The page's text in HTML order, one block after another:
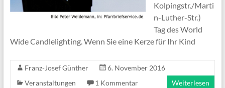
Kolpingstr./Marti
n-Luther-Str.)
Tag des World
Wide Candlelighting. Wenn Sie eine Kerze für Ihr Kind
Franz-Josef Günther
6. November 2016
Veranstaltungen
1 Kommentar Weiterlesen